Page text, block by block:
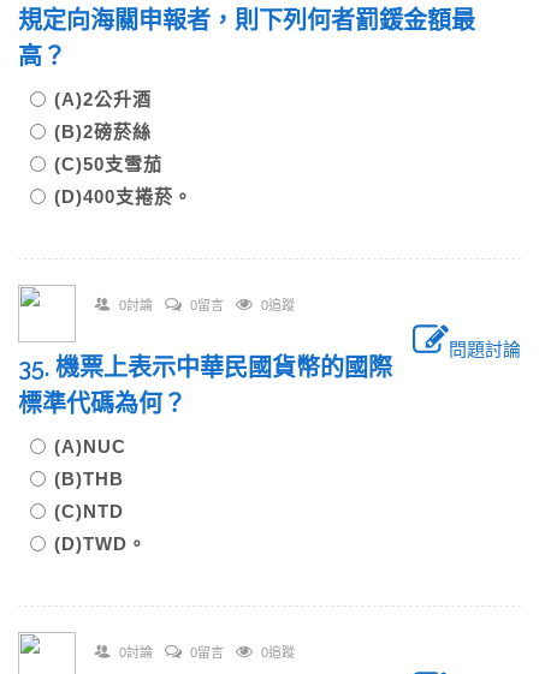
規定向海關申報者，則下列何者罰鍰金額最
高？
(A)2公升酒
(B)2磅菸絲
(C)50支雪茄
(D)400支捲菸。
0討論 0留言 0追蹤
問題討論
35. 機票上表示中華民國貨幣的國際
標準代碼為何？
(A)NUC
(B)THB
(C)NTD
(D)TWD。
0討論 0留言 0追蹤